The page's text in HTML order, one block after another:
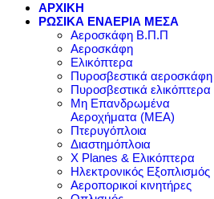
ΑΡΧΙΚΗ
ΡΩΣΙΚΑ ΕΝΑΕΡΙΑ ΜΕΣΑ
Αεροσκάφη Β.Π.Π
Αεροσκάφη
Ελικόπτερα
Πυροσβεστικά αεροσκάφη
Πυροσβεστικά ελικόπτερα
Μη Επανδρωμένα
Αεροχήματα (ΜΕΑ)
Πτερυγόπλοια
Διαστημόπλοια
X Planes & Ελικόπτερα
Ηλεκτρονικός Εξοπλισμός
Αεροπορικοί κινητήρες